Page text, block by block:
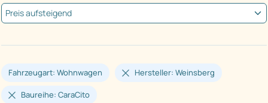
Fahrzeugart: Wohnwagen Hersteller: Weinsberg
Baureihe: CaraCito